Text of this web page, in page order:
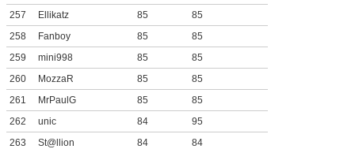
257
Ellikatz 85
85
258
Fanboy 85
85
259
mini998 85
85
260
MozzaR 85
85
261
MrPaulG 85
85
262
unic 84
95
263
St@llion 84
84